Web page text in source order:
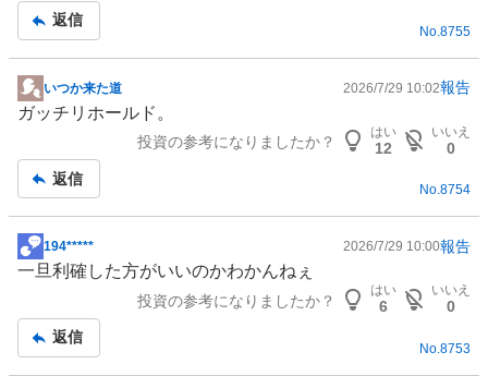
返信
No. 8755
掲
示
事
いつか来た道 2026/7/29 10:02報告
ガッチリホールド。
投資の参考になりましたか？
はい
12
いいえ
0
返信
No.8754
掲
事
194***** 2026/7/29 10:00報告
一旦利確した方がいいのかわかんねぇ
投資の参考になりましたか？
はい
6
いいえ
0
返信
No. 8753